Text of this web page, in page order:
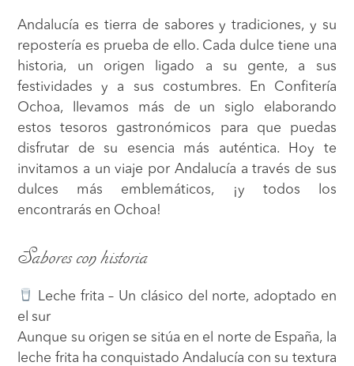
Andalucía es tierra de sabores y tradiciones, y su
repostería es prueba de ello. Cada dulce tiene una
historia, un origen ligado a su gente, a sus
festividades y a sus costumbres. En Confitería
Ochoa, llevamos más de un siglo elaborando
estos tesoros gastronómicos para que puedas
disfrutar de su esencia más auténtica. Hoy te
invitamos a un viaje por Andalucía a través de sus
dulces más emblemáticos, ¡y todos los
encontrarás en Ochoa!
Sabores con historia
Leche frita – Un clásico del norte, adoptado en
el sur
Aunque su origen se sitúa en el norte de España, la
leche frita ha conquistado Andalucía con su textura